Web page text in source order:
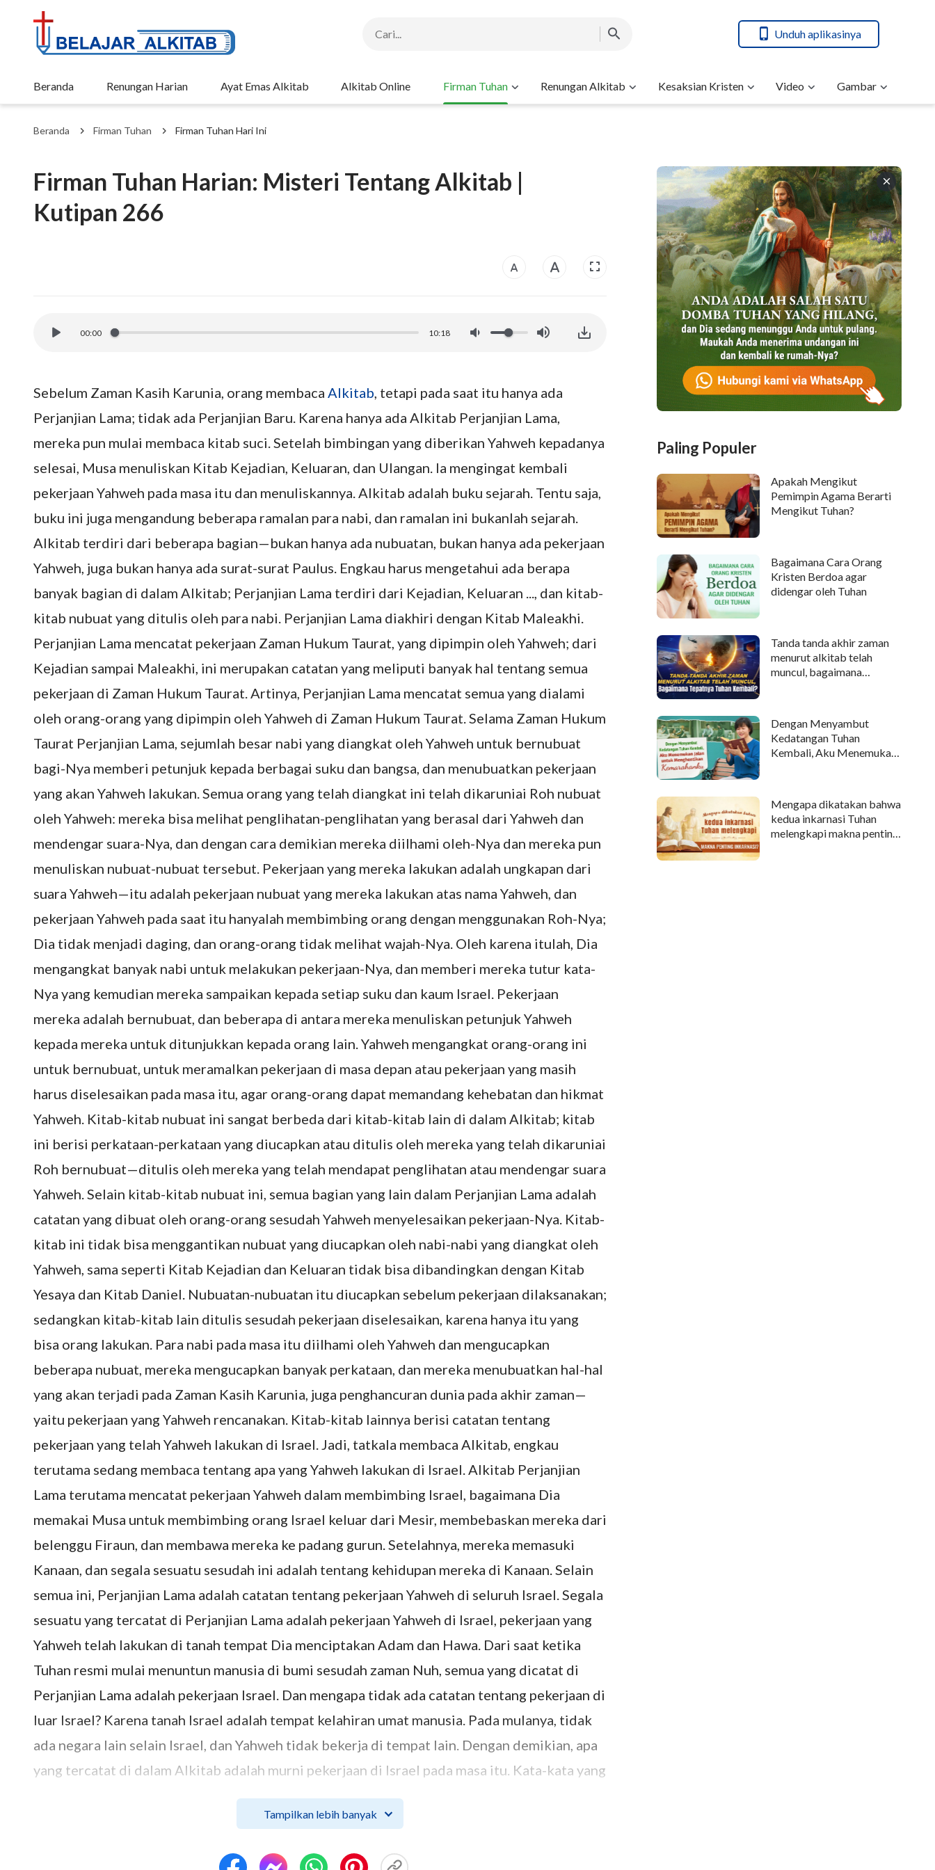
Unduh aplikasinya
Beranda Renungan Harian Ayat Emas Alkitab Alkitab Online Firman Tuhan Renungan Alkitab Kesaksian Kristen Video Gambar
Beranda Firman Tuhan Firman Tuhan Hari Ini
Firman Tuhan Harian: Misteri Tentang Alkitab |
Kutipan 266
00:00 10:18
Sebelum Zaman Kasih Karunia, orang membaca Alkitab, tetapi pada saat itu hanya ada
Perjanjian Lama; tidak ada Perjanjian Baru. Karena hanya ada Alkitab Perjanjian Lama,
mereka pun mulai membaca kitab suci. Setelah bimbingan yang diberikan Yahweh kepadanya
selesai, Musa menuliskan Kitab Kejadian, Keluaran, dan Ulangan. Ia mengingat kembali
pekerjaan Yahweh pada masa itu dan menuliskannya. Alkitab adalah buku sejarah. Tentu saja,
buku ini juga mengandung beberapa ramalan para nabi, dan ramalan ini bukanlah sejarah.
Alkitab terdiri dari beberapa bagian—bukan hanya ada nubuatan, bukan hanya ada pekerjaan
Yahweh, juga bukan hanya ada surat-surat Paulus. Engkau harus mengetahui ada berapa
banyak bagian di dalam Alkitab; Perjanjian Lama terdiri dari Kejadian, Keluaran ..., dan kitab-
kitab nubuat yang ditulis oleh para nabi. Perjanjian Lama diakhiri dengan Kitab Maleakhi.
Perjanjian Lama mencatat pekerjaan Zaman Hukum Taurat, yang dipimpin oleh Yahweh; dari
Kejadian sampai Maleakhi, ini merupakan catatan yang meliputi banyak hal tentang semua
pekerjaan di Zaman Hukum Taurat. Artinya, Perjanjian Lama mencatat semua yang dialami
oleh orang-orang yang dipimpin oleh Yahweh di Zaman Hukum Taurat. Selama Zaman Hukum
Taurat Perjanjian Lama, sejumlah besar nabi yang diangkat oleh Yahweh untuk bernubuat
bagi-Nya memberi petunjuk kepada berbagai suku dan bangsa, dan menubuatkan pekerjaan
yang akan Yahweh lakukan. Semua orang yang telah diangkat ini telah dikaruniai Roh nubuat
oleh Yahweh: mereka bisa melihat penglihatan-penglihatan yang berasal dari Yahweh dan
mendengar suara-Nya, dan dengan cara demikian mereka diilhami oleh-Nya dan mereka pun
menuliskan nubuat-nubuat tersebut. Pekerjaan yang mereka lakukan adalah ungkapan dari
suara Yahweh—itu adalah pekerjaan nubuat yang mereka lakukan atas nama Yahweh, dan
pekerjaan Yahweh pada saat itu hanyalah membimbing orang dengan menggunakan Roh-Nya;
Dia tidak menjadi daging, dan orang-orang tidak melihat wajah-Nya. Oleh karena itulah, Dia
mengangkat banyak nabi untuk melakukan pekerjaan-Nya, dan memberi mereka tutur kata-
Nya yang kemudian mereka sampaikan kepada setiap suku dan kaum Israel. Pekerjaan
mereka adalah bernubuat, dan beberapa di antara mereka menuliskan petunjuk Yahweh
kepada mereka untuk ditunjukkan kepada orang lain. Yahweh mengangkat orang-orang ini
untuk bernubuat, untuk meramalkan pekerjaan di masa depan atau pekerjaan yang masih
harus diselesaikan pada masa itu, agar orang-orang dapat memandang kehebatan dan hikmat
Yahweh. Kitab-kitab nubuat ini sangat berbeda dari kitab-kitab lain di dalam Alkitab; kitab
ini berisi perkataan-perkataan yang diucapkan atau ditulis oleh mereka yang telah dikaruniai
Roh bernubuat—ditulis oleh mereka yang telah mendapat penglihatan atau mendengar suara
Yahweh. Selain kitab-kitab nubuat ini, semua bagian yang lain dalam Perjanjian Lama adalah
catatan yang dibuat oleh orang-orang sesudah Yahweh menyelesaikan pekerjaan-Nya. Kitab-
kitab ini tidak bisa menggantikan nubuat yang diucapkan oleh nabi-nabi yang diangkat oleh
Yahweh, sama seperti Kitab Kejadian dan Keluaran tidak bisa dibandingkan dengan Kitab
Yesaya dan Kitab Daniel. Nubuatan-nubuatan itu diucapkan sebelum pekerjaan dilaksanakan;
sedangkan kitab-kitab lain ditulis sesudah pekerjaan diselesaikan, karena hanya itu yang
bisa orang lakukan. Para nabi pada masa itu diilhami oleh Yahweh dan mengucapkan
beberapa nubuat, mereka mengucapkan banyak perkataan, dan mereka menubuatkan hal-hal
yang akan terjadi pada Zaman Kasih Karunia, juga penghancuran dunia pada akhir zaman—
yaitu pekerjaan yang Yahweh rencanakan. Kitab-kitab lainnya berisi catatan tentang
pekerjaan yang telah Yahweh lakukan di Israel. Jadi, tatkala membaca Alkitab, engkau
terutama sedang membaca tentang apa yang Yahweh lakukan di Israel. Alkitab Perjanjian
Lama terutama mencatat pekerjaan Yahweh dalam membimbing Israel, bagaimana Dia
memakai Musa untuk membimbing orang Israel keluar dari Mesir, membebaskan mereka dari
belenggu Firaun, dan membawa mereka ke padang gurun. Setelahnya, mereka memasuki
Kanaan, dan segala sesuatu sesudah ini adalah tentang kehidupan mereka di Kanaan. Selain
semua ini, Perjanjian Lama adalah catatan tentang pekerjaan Yahweh di seluruh Israel. Segala
sesuatu yang tercatat di Perjanjian Lama adalah pekerjaan Yahweh di Israel, pekerjaan yang
Yahweh telah lakukan di tanah tempat Dia menciptakan Adam dan Hawa. Dari saat ketika
Tuhan resmi mulai menuntun manusia di bumi sesudah zaman Nuh, semua yang dicatat di
Perjanjian Lama adalah pekerjaan Israel. Dan mengapa tidak ada catatan tentang pekerjaan di
luar Israel? Karena tanah Israel adalah tempat kelahiran umat manusia. Pada mulanya, tidak
ada negara lain selain Israel, dan Yahweh tidak bekerja di tempat lain. Dengan demikian, apa
yang tercatat di dalam Alkitab adalah murni pekerjaan di Israel pada masa itu. Kata-kata yang
diucapkan oleh para nabi, oleh Yesaya, Daniel, Yeremia, dan Yehezkiel ... kata-kata mereka
meramalkan pekerjaan Yahweh yang lainnya di muka bumi, mereka meramalkan pekerjaan
Tampilkan lebih banyak
Paling Populer
Apakah Mengikut
Pemimpin Agama Berarti
Mengikut Tuhan?
Bagaimana Cara Orang
Kristen Berdoa agar
didengar oleh Tuhan
Tanda tanda akhir zaman
menurut alkitab telah
muncul, bagaimana
Dengan Menyambut
Kedatangan Tuhan
Kembali, Aku Menemukan
Mengapa dikatakan bahwa
kedua inkarnasi Tuhan
melengkapi makna penting